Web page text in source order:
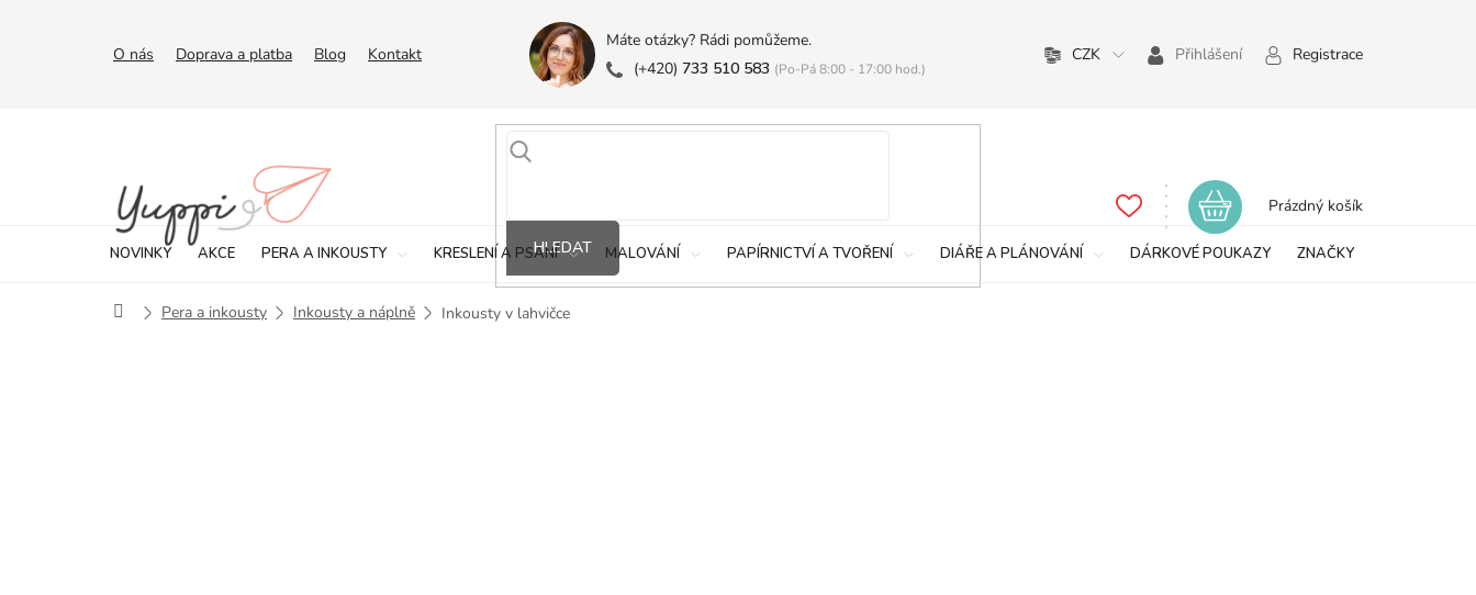
O nás Doprava a platba Blog Kontakt
Máte otázky? Rádi pomůžeme.
(+420) 733 510 583 (Po-Pá 8:00 - 17:00 hod.)
CZK Přihlášení Registrace
HLEDAT
Nákupní
Prázdný košík
NOVINKY AKCE PERA A INKOUSTY KRESLENÍ A PSANÍ MALOVÁNÍ PAPÍRNICTVÍ A TVOŘENÍ DIÁŘE A PLÁNOVÁNÍ DÁRKOVÉ POUKAZY ZNAČKY
DomůPera a inkousty Inkousty a náplně Inkousty v lahvičce